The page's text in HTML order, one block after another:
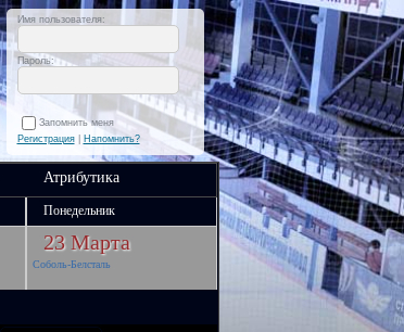
Имя пользователя:
Пароль:
Запомнить меня
Регистрация| Напомнить?
Атрибутика
Понедельник
23 Марта
Соболь-Белсталь